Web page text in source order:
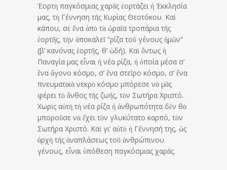
Ἑορτὴ παγκόσμιας χαρᾶς ἑορτάζει ἡ Ἐκκλησία
μας, τὴ Γέννηση τῆς Κυρίας Θεοτόκου. Καὶ
κάπου, σὲ ἕνα ἀπὸ τὰ ὡραῖα τροπάρια τῆς
ἑορτῆς, τὴν ἀποκαλεῖ “ρίζα τοῦ γένους ἡμῶν”
(β’ κανόνας ἑορτῆς, θ’ ὠδή). Καὶ ὄντως ἡ
Παναγία μας εἶναι ἡ νέα ρίζα, ἡ ὁποία μέσα σ’
ἕνα ἄγονο κόσμο, σ’ ἕνα στεῖρο κόσμο, σ’ ἕνα
πνευματικὰ νεκρὸ κόσμο μπόρεσε νὰ μᾶς
φέρει τὸ ἄνθος τῆς ζωῆς, τὸν Σωτήρα Χριστό.
Χωρὶς αὐτὴ τὴ νέα ρίζα ἡ ἀνθρωπότητα δὲν θὰ
μποροῦσε νὰ ἔχει τὸν γλυκύτατο καρπό, τὸν
Σωτήρα Χριστό. Καὶ γι’ αὐτὸ ἡ Γέννησή της, ὡς
ἀρχὴ τῆς ἀναπλάσεως τοῦ ἀνθρώπινου
γένους, εἶναι ὑπόθεση παγκόσμιας χαρᾶς.